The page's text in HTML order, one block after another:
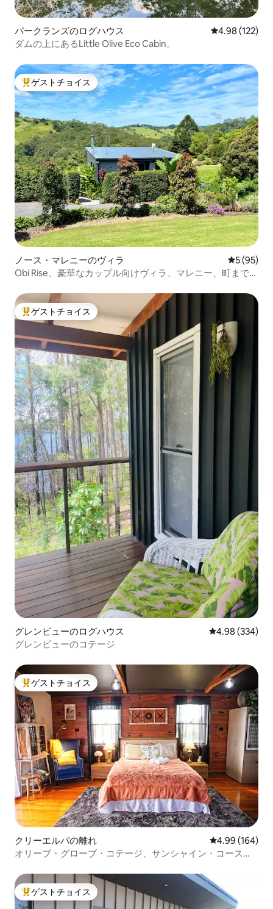
パークランズのログハウス レビュー122
4.98 (122)
ダムの上にあるLittle Olive Eco Cabin。
大好評のゲストチョイスです。
ゲストチョイス
ノース・マレニーのヴィラ レビュー
5 (95)
Obi Rise、豪華なカップル向けヴィラ、マレニー、町まで5
大好評のゲストチョイスです。
ゲストチョイス
グレンビューのログハウス レビュー334
4.98 (334)
グレンビューのコテージ
大好評のゲストチョイスです。
ゲストチョイス
クリーエルパの離れ レビュー164
4.99 (164)
オリーブ・グローブ・コテージ、サンシャイン・コース
大好評のゲストチョイスです。
ゲストチョイス